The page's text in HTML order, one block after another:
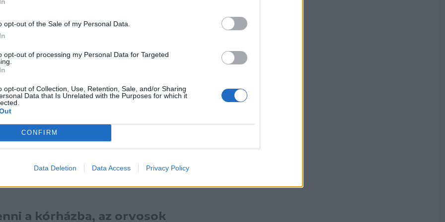
opt-out of the Sale of my Personal Data.
opt-out of processing my Personal Data for Targeted
opt-out of Collection, Use, Retention, Sale, and/or Sharing
Data that Is Unrelated with the Purposes for which it
CONFIRM
Data Deletion Data Access Privacy Policy
bizalmat párbeszéddel és
kell kiépíteni,
orvosok és a betegek
pedig rámutatott, hogy „reformra van
amely a pácienseket és orvosokat
a kórházba, az orvosok